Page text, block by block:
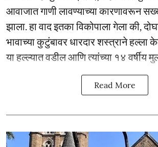
आवाजात गाणी लावण्याच्या कारणावरून
झाला. हा वाद इतका विकोपाला गेला की,
भावाच्या कुटुंबावर धारदार शस्त्राने हल्ला
या हल्ल्यात वडील आणि त्यांच्या १४ वर्षीय
Read More